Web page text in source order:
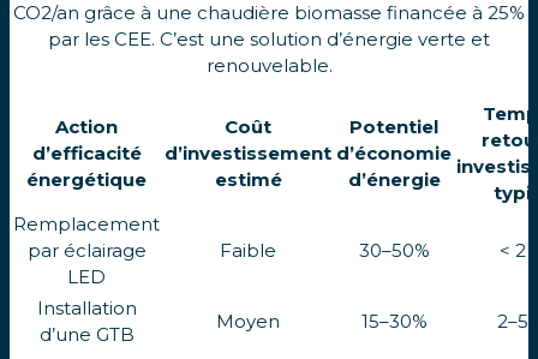
CO2/an grâce à une chaudière biomasse financée à 25%
par les CEE. C’est une solution d’énergie verte et
renouvelable.
Action
d’efficacité
énergétique
Coût
d’investissement
estimé
Potentiel
d’économie
d’énergie
Remplacement
par éclairage
LED
Faible 30–50% < 2
Installation
d’une GTB
Moyen 15–30%
2–5